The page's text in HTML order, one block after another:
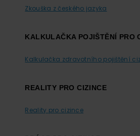
Zkouška z českého jazyka
KALKULAČKA POJIŠTĚNÍ PRO
Kalkulačka zdravotního pojištění
REALITY PRO CIZINCE
Reality pro cizince